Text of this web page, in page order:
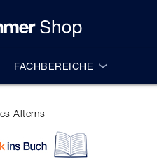
FACHBEREICHE